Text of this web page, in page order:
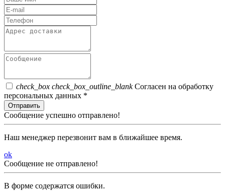
check_box check_box_outline_blankСогласен на обработку
персональных данных *
Отправить
Сообщение успешно отправлено!
Наш менеджер перезвонит вам в ближайшее время.
ok
Сообщение не отправлено!
В форме содержатся ошибки.